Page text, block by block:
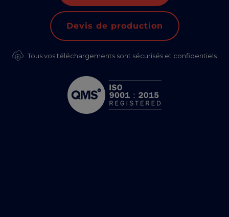
Devis de production
Tous vos téléchargements sont sécurisés et confidentiels